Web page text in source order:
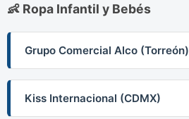
👶 Ropa Infantil y Bebés
Grupo Comercial Alco (Torreón)
Kiss Internacional (CDMX)